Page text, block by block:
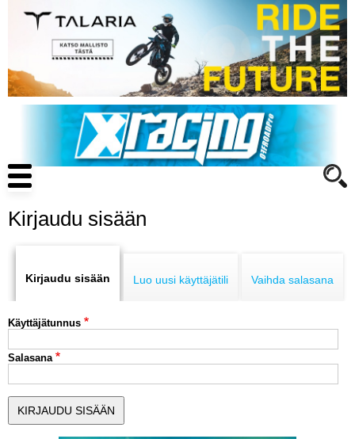
pääsisältöön
Main
navigation
ENDURO
Kirjaudu sisään
tabs
Kirjaudu sisään Luo uusi käyttäjätili Vaihda salasana
Käyttäjätunnus
Salasana